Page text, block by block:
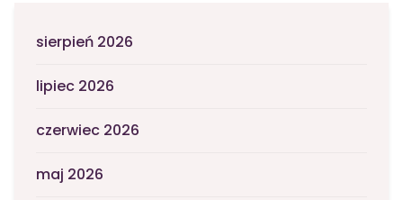
sierpień 2026
lipiec 2026
czerwiec 2026
maj 2026